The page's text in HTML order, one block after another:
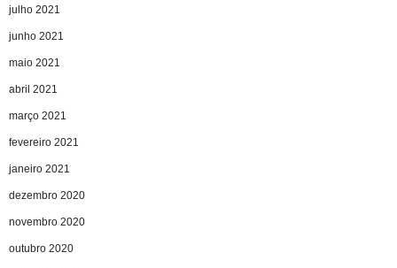
julho 2021
junho 2021
maio 2021
abril 2021
março 2021
fevereiro 2021
janeiro 2021
dezembro 2020
novembro 2020
outubro 2020